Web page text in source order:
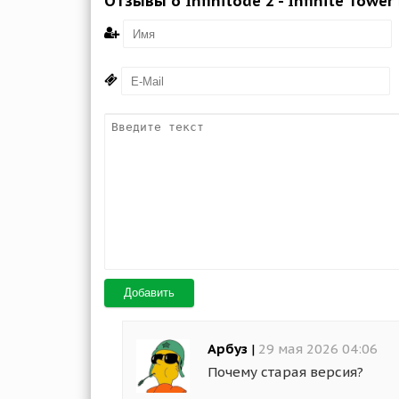
Добавить
Арбуз | 29 мая 2026 04:06
Почему старая версия?